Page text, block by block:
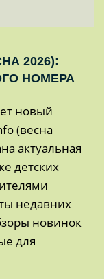
2026):
НОМЕРА
новый
(весна
актуальная
детских
недавних
новинок
для